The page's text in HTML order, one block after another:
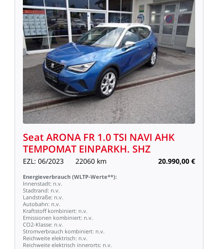
SeatARONA FR 1.0TSI NAVI AHK
TEMPOMAT EINPARKH. SHZ
EZL: 06/2023 22060 km 20.990,00 €
Energieverbrauch (WLTP-Werte**):
Innenstadt: n.v.
Stadtrand: n.v.
Landstraße: n.v.
Autobahn: n.v.
Kraftstoff kombiniert: n.v.
Emissionen kombiniert: n.v.
CO2-Klasse: n.v.
Stromverbrauch kombiniert: n.v.
Reichweite elektrisch: n.v.
Reichweite elektrisch innerorts: n.v.